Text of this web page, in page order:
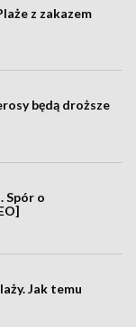
z zakazem
będą droższe
Spór o
Jak temu